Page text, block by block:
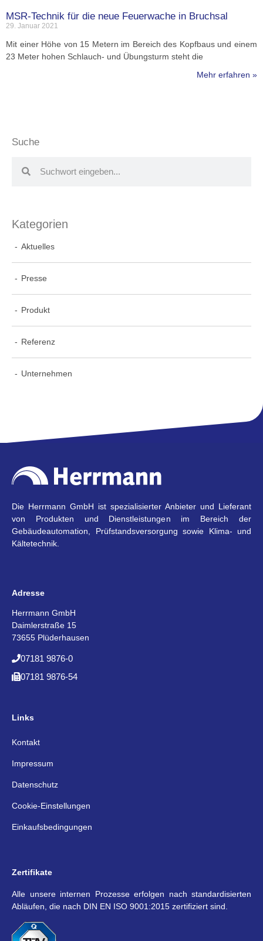
MSR-Technik für die neue Feuerwache in Bruchsal
29. Januar 2021
Mit einer Höhe von 15 Metern im Bereich des Kopfbaus und einem
23 Meter hohen Schlauch- und Übungsturm steht die
Mehr erfahren »
Suche
Kategorien
Aktuelles
Presse
Produkt
Referenz
Unternehmen
Die Herrmann GmbH ist spezialisierter Anbieter und Lieferant
von Produkten und Dienstleistungen im Bereich der
Gebäudeautomation, Prüfstandsversorgung sowie Klima- und
Kältetechnik.
Adresse
Herrmann GmbH
Daimlerstraße 15
73655 Plüderhausen
07181 9876-0
07181 9876-54
Links
Kontakt
Impressum
Datenschutz
Cookie-Einstellungen
Einkaufsbedingungen
Zertifikate
Alle unsere internen Prozesse erfolgen nach standardisierten
Abläufen, die nach DIN EN ISO 9001:2015 zertifiziert sind.